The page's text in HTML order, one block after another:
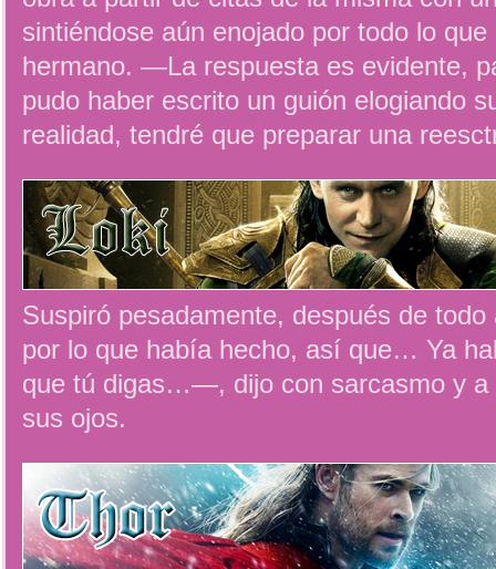
sintiéndose aún enojado por todo lo
hermano. —La respuesta es evidente,
pudo haber escrito un guión elogiando
realidad, tendré que preparar una
Suspiró pesadamente, después de
por lo que había hecho, así que… Ya
que tú digas…—, dijo con sarcasmo y a
sus ojos.